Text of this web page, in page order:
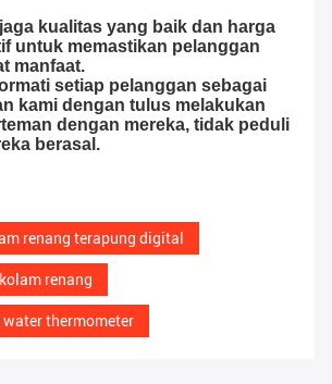
kualitas yang baik dan harga
untuk memastikan pelanggan
manfaat.
setiap pelanggan sebagai
kami dengan tulus melakukan
dengan mereka, tidak peduli
berasal.
renang terapung digital
renang
thermometer